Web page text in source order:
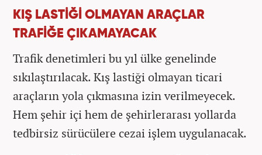
KIŞ LASTİĞİ OLMAYAN ARAÇLAR
TRAFİĞE ÇIKAMAYACAK
Trafik denetimleri bu yıl ülke genelinde
sıkılaştırılacak. Kış lastiği olmayan ticari
araçların yola çıkmasına izin verilmeyecek.
Hem şehir içi hem de şehirlerarası yollarda
tedbirsiz sürücülere cezai işlem uygulanacak.